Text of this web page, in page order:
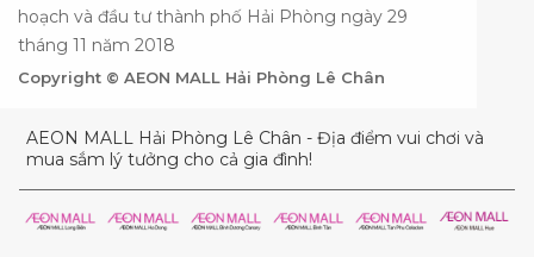
hoạch và đầu tư thành phố Hải Phòng ngày 29
tháng 11 năm 2018
Copyright © AEON MALL Hải Phòng Lê Chân
AEON MALL Hải Phòng Lê Chân - Địa điểm vui chơi và
mua sắm lý tưởng cho cả gia đình!